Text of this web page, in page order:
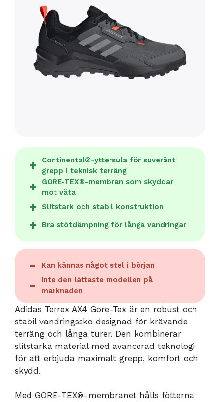
Continental®-yttersula för suveränt
grepp i teknisk terräng
GORE-TEX®-membran som skyddar
mot väta
Slitstark och stabil konstruktion
Bra stötdämpning för långa vandringar
Kan kännas något stel i början
Inte den lättaste modellen på
marknaden
Adidas Terrex AX4 Gore-Tex är en robust och
stabil vandringssko designad för krävande
terräng och långa turer. Den kombinerar
slitstarka material med avancerad teknologi
för att erbjuda maximalt grepp, komfort och
skydd.
Med GORE-TEX®-membranet hålls fötterna